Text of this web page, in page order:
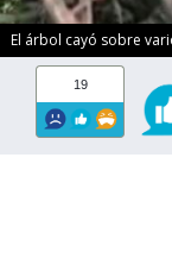
El árbol cayó sobre
19